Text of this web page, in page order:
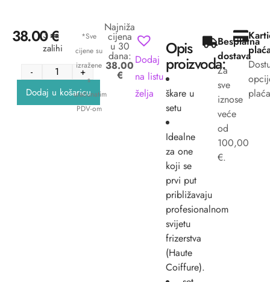
38.00€
3 na
zalihi
-
+
Dodaj u košaricu
*Sve
cijene su
izražene
s
uračunatim
PDV-om
Najniža
cijena
u 30
dana:
38.00
€
Dodaj
na listu
želja
Opis
proizvoda:
škare u
setu
Idealne
za one
koji se
prvi put
približavaju
profesionalnom
svijetu
frizerstva
(Haute
Coiffure).
Besplatna
dostava
Za
sve
iznose
veće
od
100,00
€.